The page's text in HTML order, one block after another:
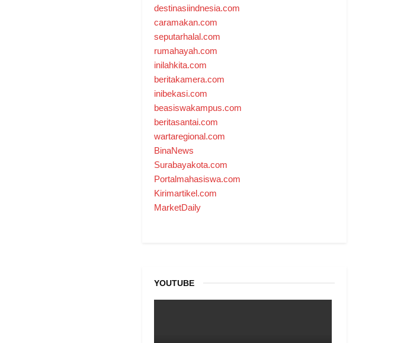
destinasiindnesia.com
caramakan.com
seputarhalal.com
rumahayah.com
inilahkita.com
beritakamera.com
inibekasi.com
beasiswakampus.com
beritasantai.com
wartaregional.com
BinaNews
Surabayakota.com
Portalmahasiswa.com
Kirimartikel.com
MarketDaily
YOUTUBE